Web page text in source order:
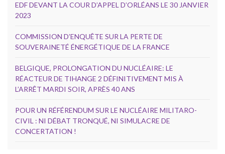
EDF DEVANT LA COUR D’APPEL D’ORLÉANS LE 30 JANVIER
2023
COMMISSION D’ENQUÊTE SUR LA PERTE DE
SOUVERAINETÉ ÉNERGÉTIQUE DE LA FRANCE
BELGIQUE, PROLONGATION DU NUCLÉAIRE: LE
RÉACTEUR DE TIHANGE 2 DÉFINITIVEMENT MIS À
L’ARRÊT MARDI SOIR, APRÈS 40 ANS
POUR UN RÉFÉRENDUM SUR LE NUCLÉAIRE MILITARO-
CIVIL : NI DÉBAT TRONQUÉ, NI SIMULACRE DE
CONCERTATION !